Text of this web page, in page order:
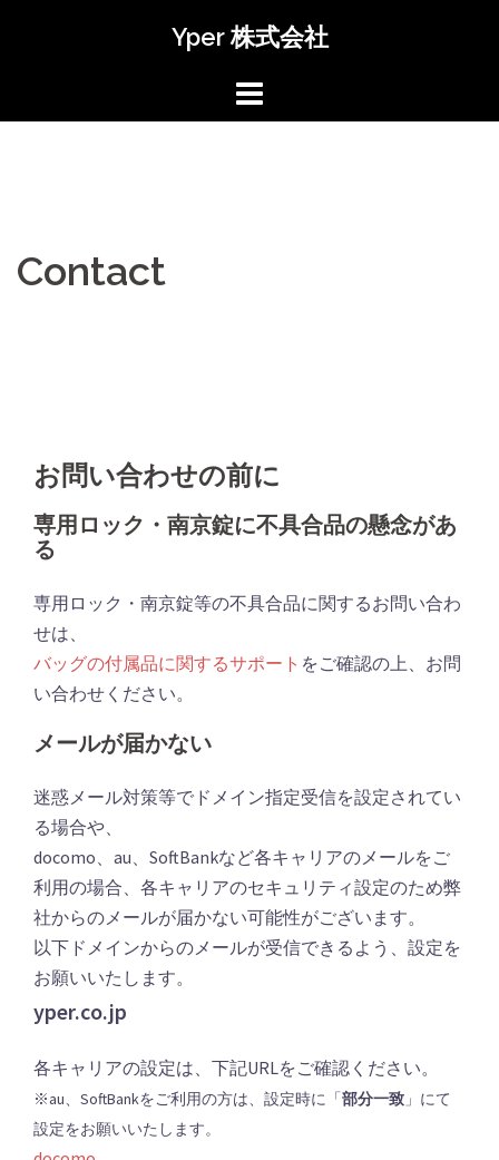
Yper 株式会社
Contact
お問い合わせの前に
専用ロック・南京錠に不具合品の懸念があ
る
専用ロック・南京錠等の不具合品に関するお問い合わ
せは、
バッグの付属品に関するサポート をご確認の上、お問
い合わせください。
メールが届かない
迷惑メール対策等でドメイン指定受信を設定されてい
る場合や、
docomo、au、SoftBankなど各キャリアのメールをご
利用の場合、各キャリアのセキュリティ設定のため弊
社からのメールが届かない可能性がございます。
以下ドメインからのメールが受信できるよう、設定を
お願いいたします。
yper.co.jp
各キャリアの設定は、下記URLをご確認ください。
※au、SoftBankをご利用の方は、設定時に「部分一致 」にて
設定をお願いいたします。